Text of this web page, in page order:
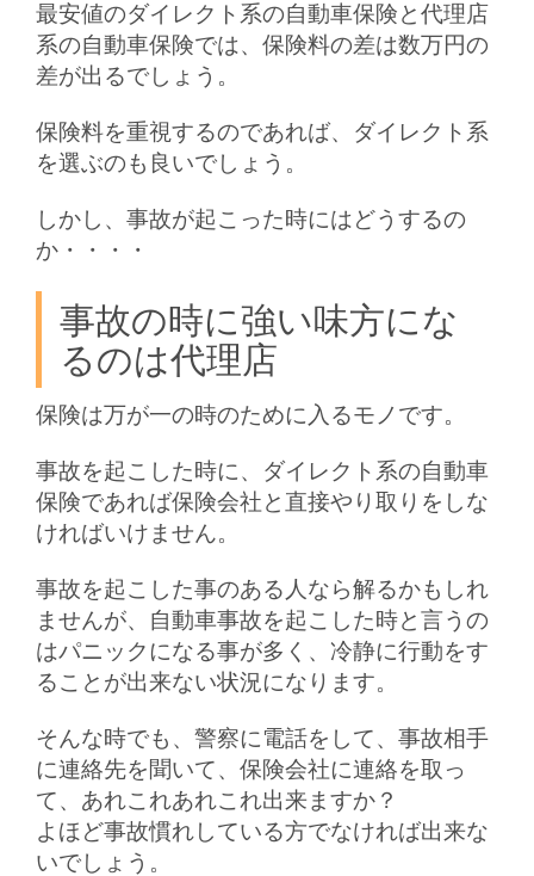
最安値のダイレクト系の自動車保険と代理店
系の自動車保険では、保険料の差は数万円の
差が出るでしょう。
保険料を重視するのであれば、ダイレクト系
を選ぶのも良いでしょう。
しかし、事故が起こった時にはどうするの
か・・・・
事故の時に強い味方にな
るのは代理店
保険は万が一の時のために入るモノです。
事故を起こした時に、ダイレクト系の自動車
保険であれば保険会社と直接やり取りをしな
ければいけません。
事故を起こした事のある人なら解るかもしれ
ませんが、自動車事故を起こした時と言うの
はパニックになる事が多く、冷静に行動をす
ることが出来ない状況になります。
そんな時でも、警察に電話をして、事故相手
に連絡先を聞いて、保険会社に連絡を取っ
て、あれこれあれこれ出来ますか？
よほど事故慣れしている方でなければ出来な
いでしょう。